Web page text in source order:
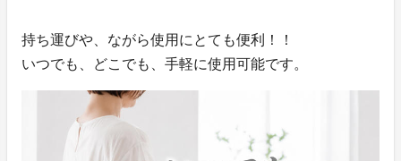
持ち運びや、ながら使用にとても便利！！
いつでも、どこでも、手軽に使用可能です。